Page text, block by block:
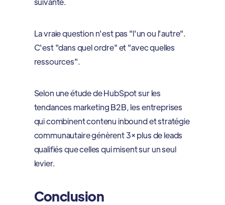
La vraie question n'est pas "l'un ou l'autre".
C'est "dans quel ordre" et "avec quelles
ressources".
Selon une étude de HubSpot sur les
tendances marketing B2B, les entreprises
qui combinent contenu inbound et stratégie
communautaire génèrent 3× plus de leads
qualifiés que celles qui misent sur un seul
levier.
Conclusion